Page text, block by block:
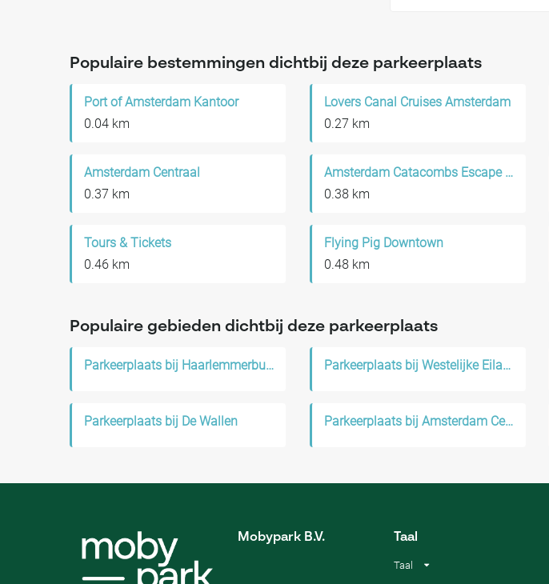
Populaire bestemmingen dichtbij deze parkeerplaats
Port of Amsterdam Kantoor
0.04 km
Lovers Canal Cruises Amsterdam
0.27 km
Amsterdam Centraal
0.37 km
Amsterdam Catacombs Escape Room
0.38 km
Tours & Tickets
0.46 km
Flying Pig Downtown
0.48 km
Populaire gebieden dichtbij deze parkeerplaats
Parkeerplaats bij Haarlemmerbuurt Parkeerplaats bij Westelijke Eilanden
Parkeerplaats bij De Wallen Parkeerplaats bij Amsterdam Centrum
Mobypark B.V. Taal
Taal